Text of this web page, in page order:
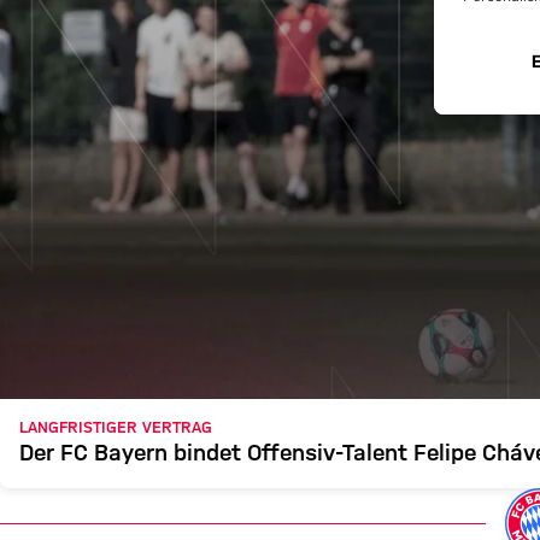
LANGFRISTIGER VERTRAG
Der FC Bayern bindet Offensiv-Talent Felipe